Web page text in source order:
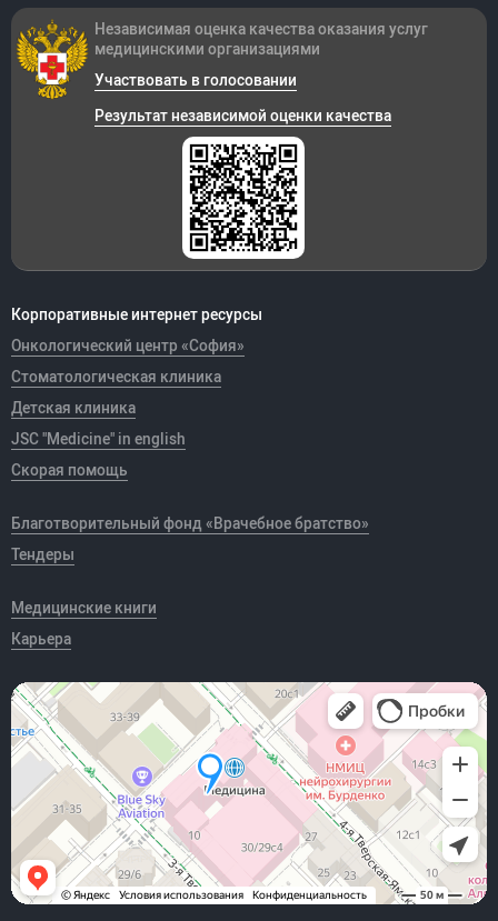
Корпоративные интернет ресурсы
Онкологический центр «София»
Стоматологическая клиника
Детская клиника
JSC "Medicine" in english
Скорая помощь
Благотворительный фонд «Врачебное братство»
Тендеры
Медицинские книги
Карьера
Независимая оценка качества оказания услуг
медицинскими организациями
Участвовать в голосовании
Результат независимой оценки качества